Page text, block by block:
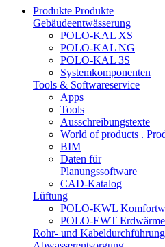
Produkte Produkte
Gebäudeentwässerung
POLO-KAL XS
POLO-KAL NG
POLO-KAL 3S
Systemkomponenten
Tools & Softwareservice
Apps
Tools
Ausschreibungstexte
World of products .
BIM
Daten für
Planungssoftware
CAD-Katalog
Lüftung
POLO-KWL
POLO-EWT
Rohr- und Kabeldurchführung